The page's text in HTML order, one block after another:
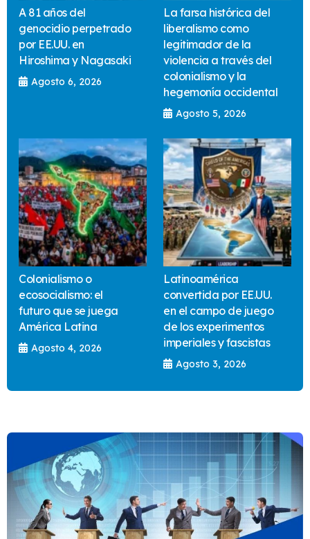
A 81 años del
genocidio perpetrado
por EE.UU. en
Hiroshima y Nagasaki
Agosto 6, 2026
La farsa histórica del
liberalismo como
legitimador de la
violencia a través del
colonialismo y la
hegemonía occidental
Agosto 5, 2026
Colonialismo o
ecosocialismo: el
futuro que se juega
América Latina
Agosto 4, 2026
Latinoamérica
convertida por EE.UU.
en el campo de juego
de los experimentos
imperiales y fascistas
Agosto 3, 2026